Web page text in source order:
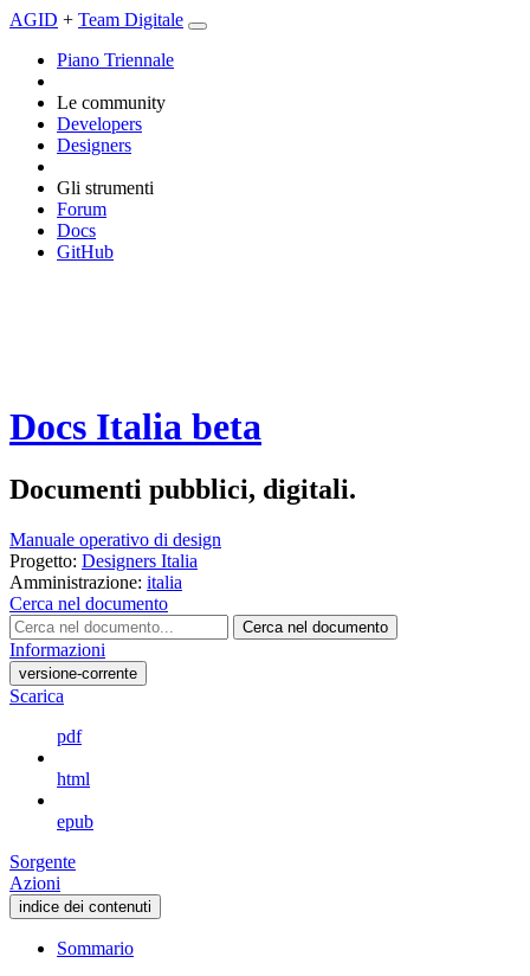
AGID + Team Digitale
Piano Triennale
Le community
Developers
Designers
Gli strumenti
Forum
Docs
GitHub
Docs Italia beta
Documenti pubblici, digitali.
Manuale operativo di design
Progetto: Designers Italia
Amministrazione: italia
Cerca nel documento
Cerca nel documento
Informazioni
versione-corrente
Scarica
pdf
html
epub
Sorgente
Azioni
indice dei contenuti
Sommario